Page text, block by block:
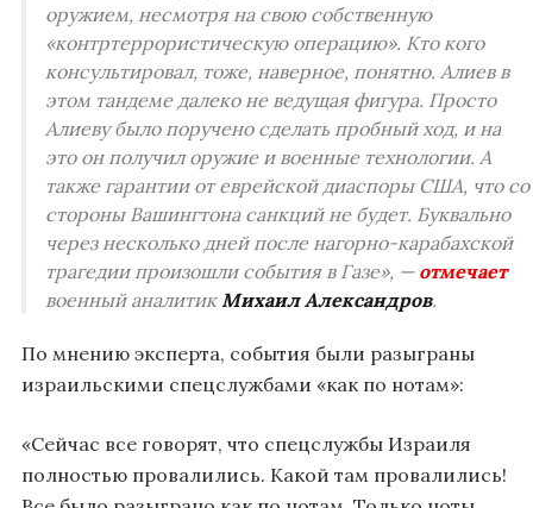
оружием, несмотря на свою собственную
«контртеррористическую операцию». Кто кого
консультировал, тоже, наверное, понятно. Алиев в
этом тандеме далеко не ведущая фигура. Просто
Алиеву было поручено сделать пробный ход, и на
это он получил оружие и военные технологии. А
также гарантии от еврейской диаспоры США, что со
стороны Вашингтона санкций не будет. Буквально
через несколько дней после нагорно-карабахской
трагедии произошли события в Газе», — отмечает
военный аналитикМихаил Александров.
По мнению эксперта, события были разыграны
израильскими спецслужбами «как по нотам»:
«Сейчас все говорят, что спецслужбы Израиля
полностью провалились. Какой там провалились!